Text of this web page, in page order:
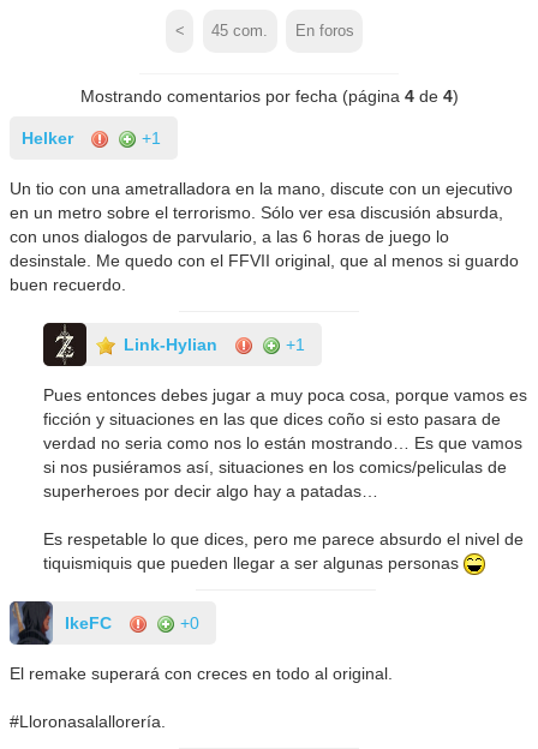
< 45 com. En foros
Mostrando comentarios por fecha (página 4de 4)
Helker +1
Un tio con una ametralladora en la mano, discute con un ejecutivo
en un metro sobre el terrorismo. Sólo ver esa discusión absurda,
con unos dialogos de parvulario, a las 6 horas de juego lo
desinstale. Me quedo con el FFVII original, que al menos si guardo
buen recuerdo.
Link-Hylian +1
Pues entonces debes jugar a muy poca cosa, porque vamos es
ficción y situaciones en las que dices coño si esto pasara de
verdad no seria como nos lo están mostrando… Es que vamos
si nos pusiéramos así, situaciones en los comics/peliculas de
superheroes por decir algo hay a patadas…
Es respetable lo que dices, pero me parece absurdo el nivel de
tiquismiquis que pueden llegar a ser algunas personas
IkeFC +0
El remake superará con creces en todo al original.
#Lloronasalallorería.